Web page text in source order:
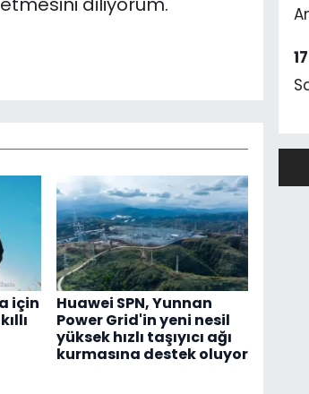
için
Huawei SPN, Yunnan
Power Grid'in yeni nesil
yüksek hızlı taşıyıcı ağı
kurmasına destek oluyor